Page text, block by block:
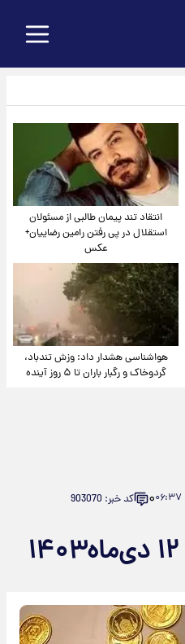
انتقاد تند پیمان طالبی از مسئولان
استقلال در پی رفتن رامین رضاییان+
عکس
هواشناسی هشدار داد: وزش تندباد،
گردوخاک و رگبار باران تا ۵ روز آینده
۰۶:۳۷۰ کد خبر: 903070